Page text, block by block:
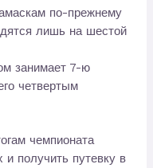
по-прежнему
лишь на шестой
занимает 7-ю
четвертым
чемпионата
и получить путевку в